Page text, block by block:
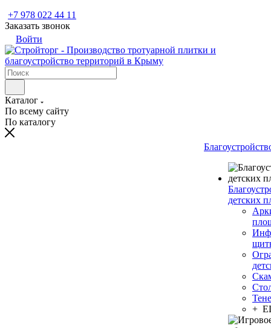
+7 978 022 44 11
Заказать звонок
Войти
Каталог
По всему сайту
По каталогу
детских
+